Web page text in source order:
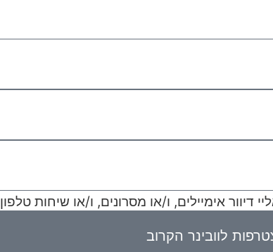
אימיילים, ו/או מסרונים, ו/או שיחות טלפון
לוובינר הקרוב